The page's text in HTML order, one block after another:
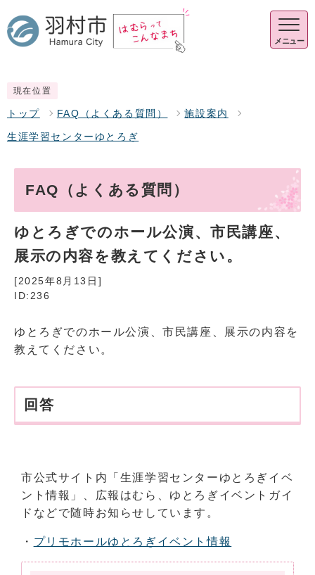
メニュー
現在位置
トップ FAQ（よくある質問） 施設案内
生涯学習センターゆとろぎ
FAQ（よくある質問）
ゆとろぎでのホール公演、市民講座、
展示の内容を教えてください。
[2025年8月13日]
ID:236
ゆとろぎでのホール公演、市民講座、展示の内容を
教えてください。
回答
市公式サイト内「生涯学習センターゆとろぎイベ
ント情報」、広報はむら、ゆとろぎイベントガイ
ドなどで随時お知らせしています。
・ プリモホールゆとろぎイベント情報